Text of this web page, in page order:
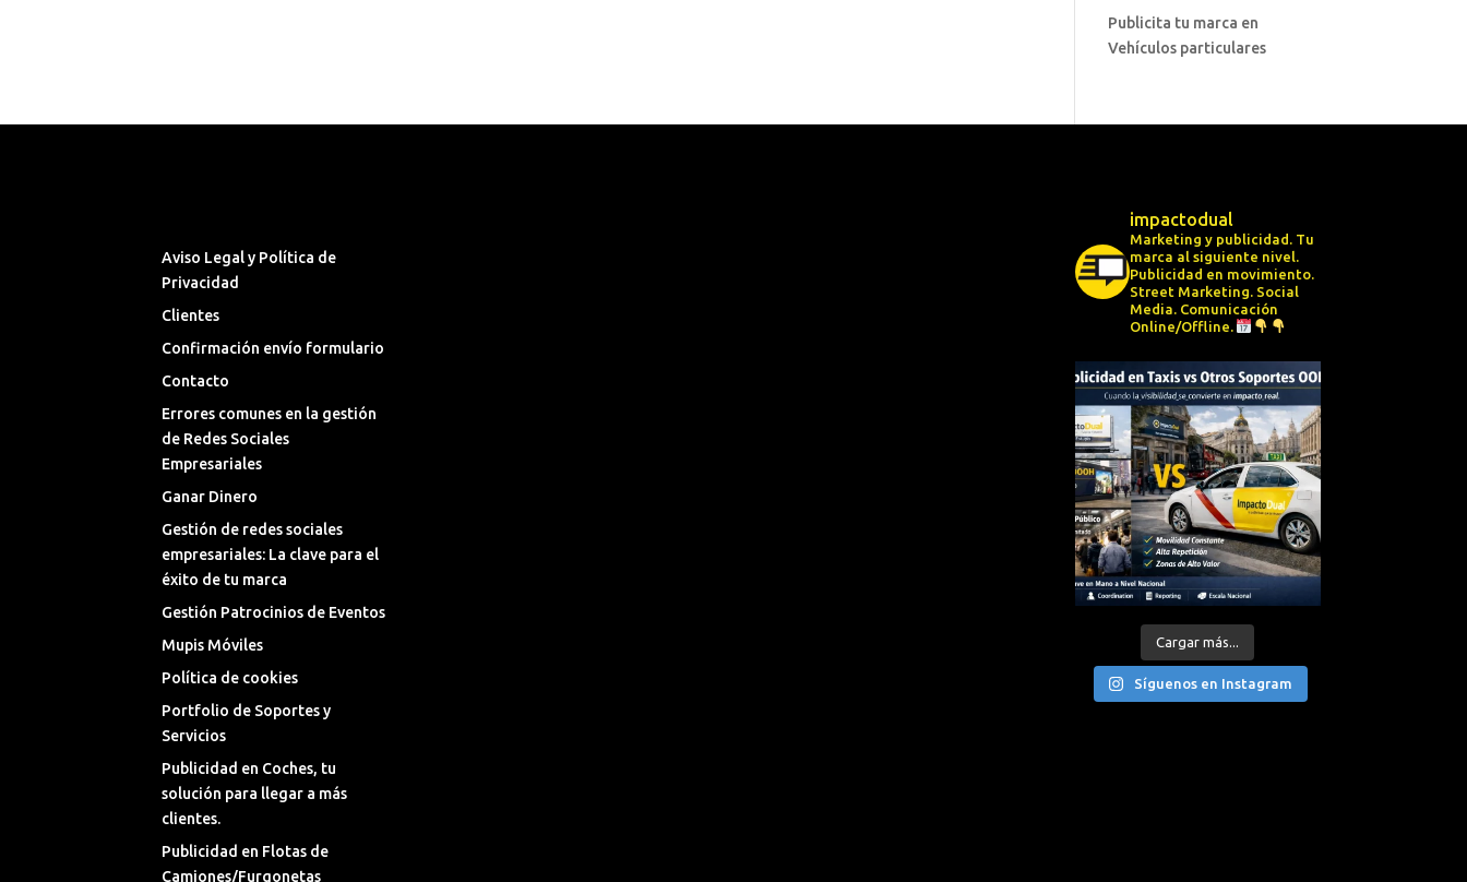
Publicita tu marca en
Vehículos particulares
Aviso Legal y Política de
Privacidad
Clientes
Confirmación envío formulario
Contacto
Errores comunes en la gestión
de Redes Sociales
Empresariales
Ganar Dinero
Gestión de redes sociales
empresariales: La clave para el
éxito de tu marca
Gestión Patrocinios de Eventos
Mupis Móviles
Política de cookies
Portfolio de Soportes y
Servicios
Publicidad en Coches, tu
solución para llegar a más
clientes.
Publicidad en Flotas de
Camiones/Furgonetas
impactodual
Marketing y publicidad. Tu
marca al siguiente nivel.
Publicidad en movimiento.
Street Marketing. Social
Media. Comunicación
Online/Offline.
Cargar más...
Síguenos en Instagram